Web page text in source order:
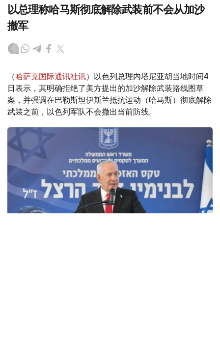
以总理称哈马斯彻底解除武装前不会从加沙
撤军
（哈萨克国际通讯社讯）以色列总理内塔尼亚胡当地时间4
日表示，其明确拒绝了美方提出的加沙解除武装路线图草
案，并强调在巴勒斯坦伊斯兰抵抗运动（哈马斯）彻底解除
武装之前，以色列军队不会撤出当前防线。